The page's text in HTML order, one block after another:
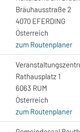
Bräuhausstraße 2
4070 EFERDING
Österreich
zum Routenplaner
Rathausplatz 1
6063 RUM
Österreich
zum Routenplaner